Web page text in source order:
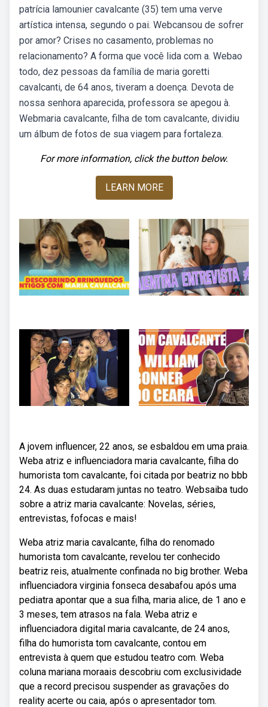
patrícia lamounier cavalcante (35) tem uma verve
artística intensa, segundo o pai. Webcansou de sofrer
por amor? Crises no casamento, problemas no
relacionamento? A forma que você lida com a. Webao
todo, dez pessoas da família de maria goretti
cavalcanti, de 64 anos, tiveram a doença. Devota de
nossa senhora aparecida, professora se apegou à.
Webmaria cavalcante, filha de tom cavalcante, dividiu
um álbum de fotos de sua viagem para fortaleza.
For more information, click the button below.
LEARN MORE
A jovem influencer, 22 anos, se esbaldou em uma praia.
Weba atriz e influenciadora maria cavalcante, filha do
humorista tom cavalcante, foi citada por beatriz no bbb
24. As duas estudaram juntas no teatro. Websaiba tudo
sobre a atriz maria cavalcante: Novelas, séries,
entrevistas, fofocas e mais!
Weba atriz maria cavalcante, filha do renomado
humorista tom cavalcante, revelou ter conhecido
beatriz reis, atualmente confinada no big brother. Weba
influenciadora virginia fonseca desabafou após uma
pediatra apontar que a sua filha, maria alice, de 1 ano e
3 meses, tem atrasos na fala. Weba atriz e
influenciadora digital maria cavalcante, de 24 anos,
filha do humorista tom cavalcante, contou em
entrevista à quem que estudou teatro com. Weba
coluna mariana moraais descobriu com exclusividade
que a record precisou suspender as gravações do
reality acerte ou caia, após o apresentador tom.